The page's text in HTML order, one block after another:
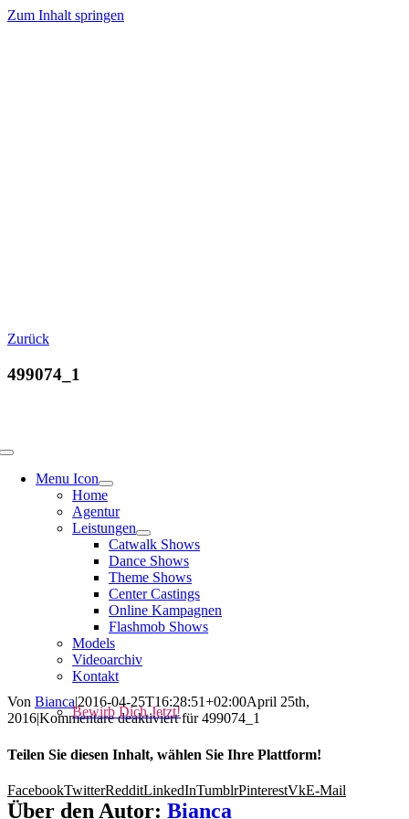
Zum Inhalt springen
Menu Icon
Home
Agentur
Leistungen
Catwalk Shows
Dance Shows
Theme Shows
Center Castings
Online Kampagnen
Flashmob Shows
Models
Videoarchiv
Kontakt
Bewirb Dich Jetzt!
Zurück
499074_1
Von Bianca|2016-04-25T16:28:51+02:00April 25th,
2016|Kommentare deaktiviertfür 499074_1
Teilen Sie diesen Inhalt, wählen Sie Ihre Plattform!
FacebookTwitterRedditLinkedInTumblrPinterestVkE-Mail
Über den Autor: Bianca